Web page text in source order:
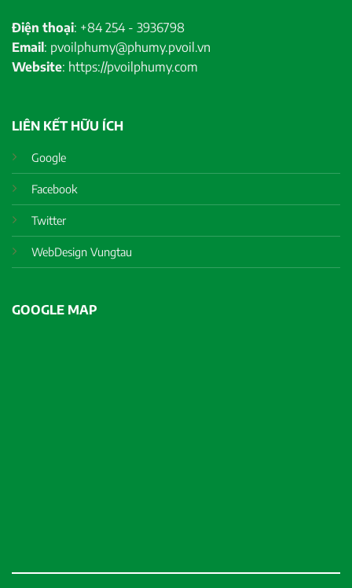
Điện thoại: +84 254 - 3936798
Email: pvoilphumy@phumy.pvoil.vn
Website: https://pvoilphumy.com
LIÊN KẾT HỮU ÍCH
Google
Facebook
Twitter
WebDesign Vungtau
GOOGLE MAP